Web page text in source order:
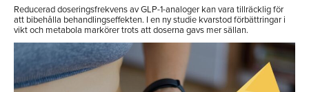
Reducerad doseringsfrekvens av GLP-1-analoger kan vara tillräcklig för
att bibehålla behandlingseffekten. I en ny studie kvarstod förbättringar i
vikt och metabola markörer trots att doserna gavs mer sällan.